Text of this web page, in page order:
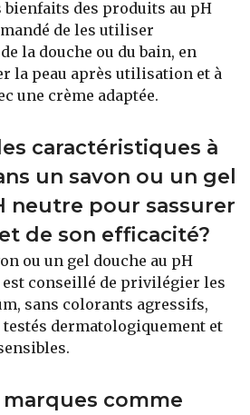
des produits au pH
de les utiliser
la douche ou du bain, en
la peau après utilisation et à
une crème adaptée.
caractéristiques à
un savon ou un gel
neutre pour sassurer
de son efficacité?
ou un gel douche au pH
conseillé de privilégier les
sans colorants agressifs,
dermatologiquement et
comme